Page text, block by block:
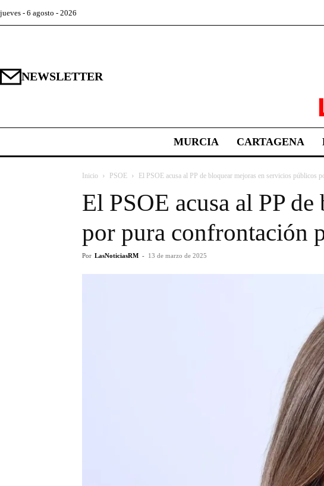
jueves - 6 agosto - 2026
NEWSLETTER
MURCIA CARTAGENA
Inicio PSOE El PSOE acusa al PP de bloquear mejoras en servicios públicos
El PSOE acusa al PP
por pura confrontación
Por LasNoticiasRM - 13 de marzo de 2025